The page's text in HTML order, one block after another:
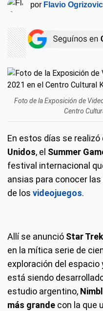
por Flavio Ogrizovic
Foto de la Exposición de
Centro
En estos días se realizó
Unidos, el Summer
festival internacional
ansias para conocer
de los videojuegos.
Allí se anunció Star
en la mítica serie de
exploración del
está siendo
estudio argentino,
más grande con la que